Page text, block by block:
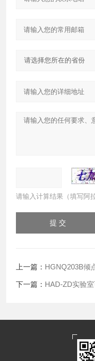
请输入计算结果（填写阿
上一篇： HGNQ203B倾
下一篇： HAD-ZD实验